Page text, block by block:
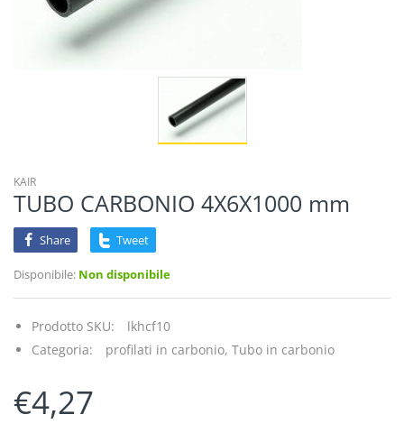
KAIR
TUBO CARBONIO 4X6X1000 mm
Share Tweet
Disponibile: Non disponibile
Prodotto SKU:
lkhcf10
Categoria:
profilati in carbonio, Tubo in carbonio
€4,27